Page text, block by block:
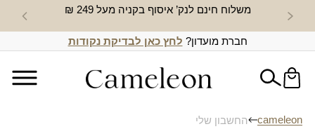
משלוח חינם לנק’ איסוף בקניה מעל 249 ₪ חדש
חברת מועדון? לחץ כאן לבדיקת נקודות
cameleon החשבון שלי